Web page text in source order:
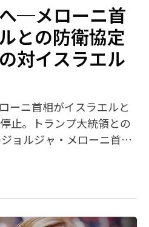
─メローニ首
との防衛協定
対イスラエル
ーニ首相がイスラエルと
止。トランプ大統領との
ョルジャ・メローニ首相
しました。か